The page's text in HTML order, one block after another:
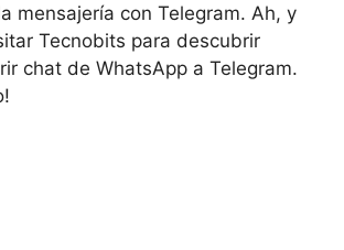
mensajería⁢ con ⁢Telegram. ⁢Ah, y
Tecnobits para descubrir
chat de ⁢WhatsApp a Telegram.